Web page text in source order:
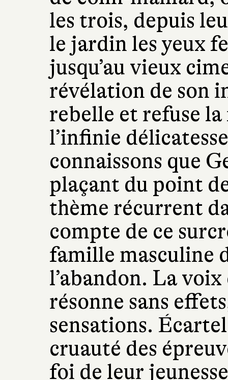
les trois, depuis
le jardin les yeux
jusqu’au vieux
révélation de son
rebelle et refuse la
l’infinie
connaissons que
plaçant du point
thème récurrent
compte de ce
famille masculine
l’abandon. La voix
résonne sans
sensations.
cruauté des
foi de leur